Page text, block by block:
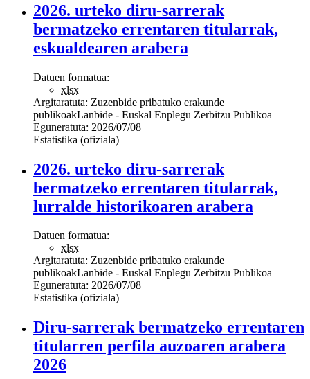
2026. urteko diru-sarrerak
bermatzeko errentaren titularrak,
eskualdearen arabera
Datuen formatua:
xlsx
Argitaratuta: Zuzenbide pribatuko erakunde
publikoakLanbide - Euskal Enplegu Zerbitzu Publikoa
Eguneratuta: 2026/07/08
Estatistika (ofiziala)
2026. urteko diru-sarrerak
bermatzeko errentaren titularrak,
lurralde historikoaren arabera
Datuen formatua:
xlsx
Argitaratuta: Zuzenbide pribatuko erakunde
publikoakLanbide - Euskal Enplegu Zerbitzu Publikoa
Eguneratuta: 2026/07/08
Estatistika (ofiziala)
Diru-sarrerak bermatzeko errentaren
titularren perfila auzoaren arabera
2026